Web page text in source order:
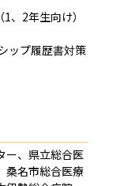
、2年生向け）
ップ履歴書対策
ー、県立総合医
桑名市総合医療